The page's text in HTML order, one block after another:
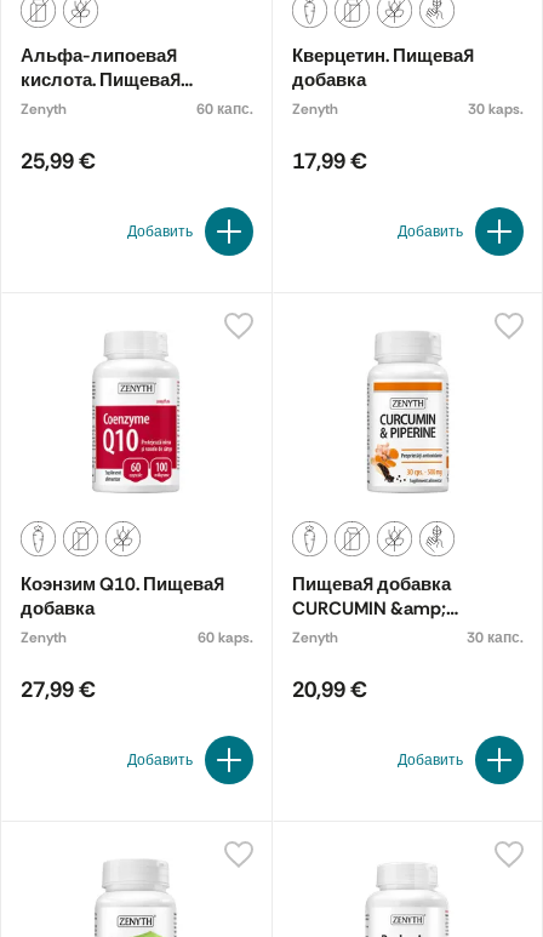
Альфа-липоевая
кислота. Пищевая
добавка
Zenyth 60 капс.
25,99 €
Добавить
Кверцетин. Пищевая
добавка
Zenyth 30 kaps.
17,99 €
Добавить
Коэнзим Q10. Пищевая
добавка
Zenyth 60 kaps.
27,99 €
Добавить
Пищевая добавка
CURCUMIN &amp;
PIPERINE
Zenyth 30 капс.
20,99 €
Добавить